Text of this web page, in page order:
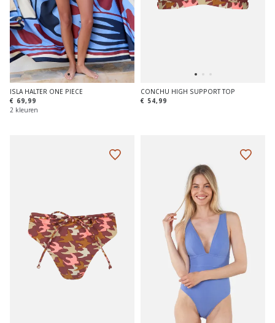
ISLA HALTER ONE PIECE
€ 69,99
2 kleuren
CONCHU HIGH SUPPORT TOP
€ 54,99